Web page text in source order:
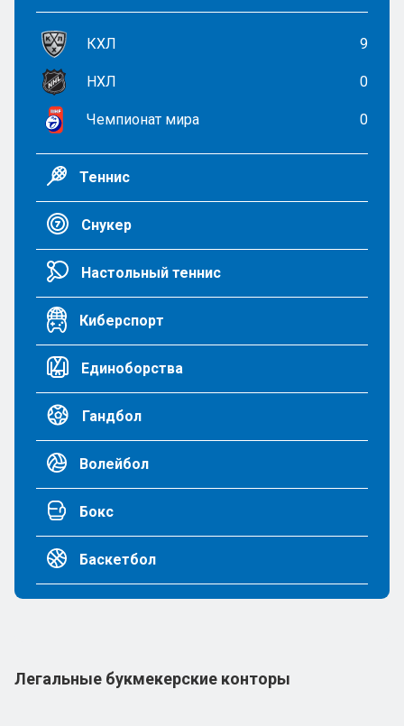
КХЛ 9
НХЛ 0
Чемпионат мира 0
Теннис
Снукер
Настольный теннис
Киберспорт
Единоборства
Гандбол
Волейбол
Бокс
Баскетбол
Легальные букмекерские конторы